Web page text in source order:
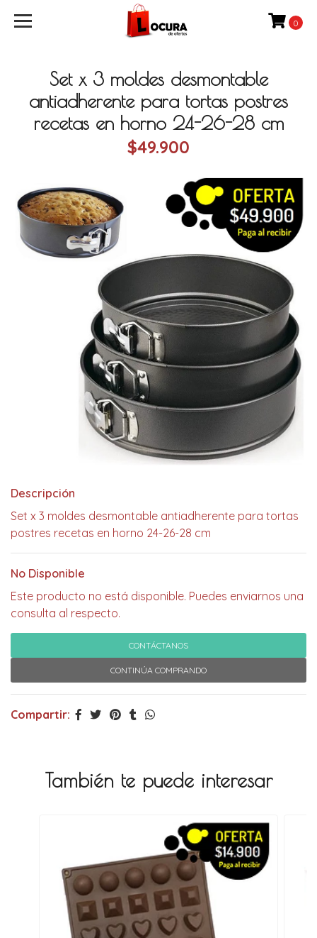
0
Set x 3 moldes desmontable
antiadherente para tortas postres
recetas en horno 24-26-28 cm
$49.900
Descripción
Set x 3 moldes desmontable antiadherente para tortas
postres recetas en horno 24-26-28 cm
No Disponible
Este producto no está disponible. Puedes enviarnos una
consulta al respecto.
CONTÁCTANOS
CONTINÚA COMPRANDO
Compartir:
También te puede interesar